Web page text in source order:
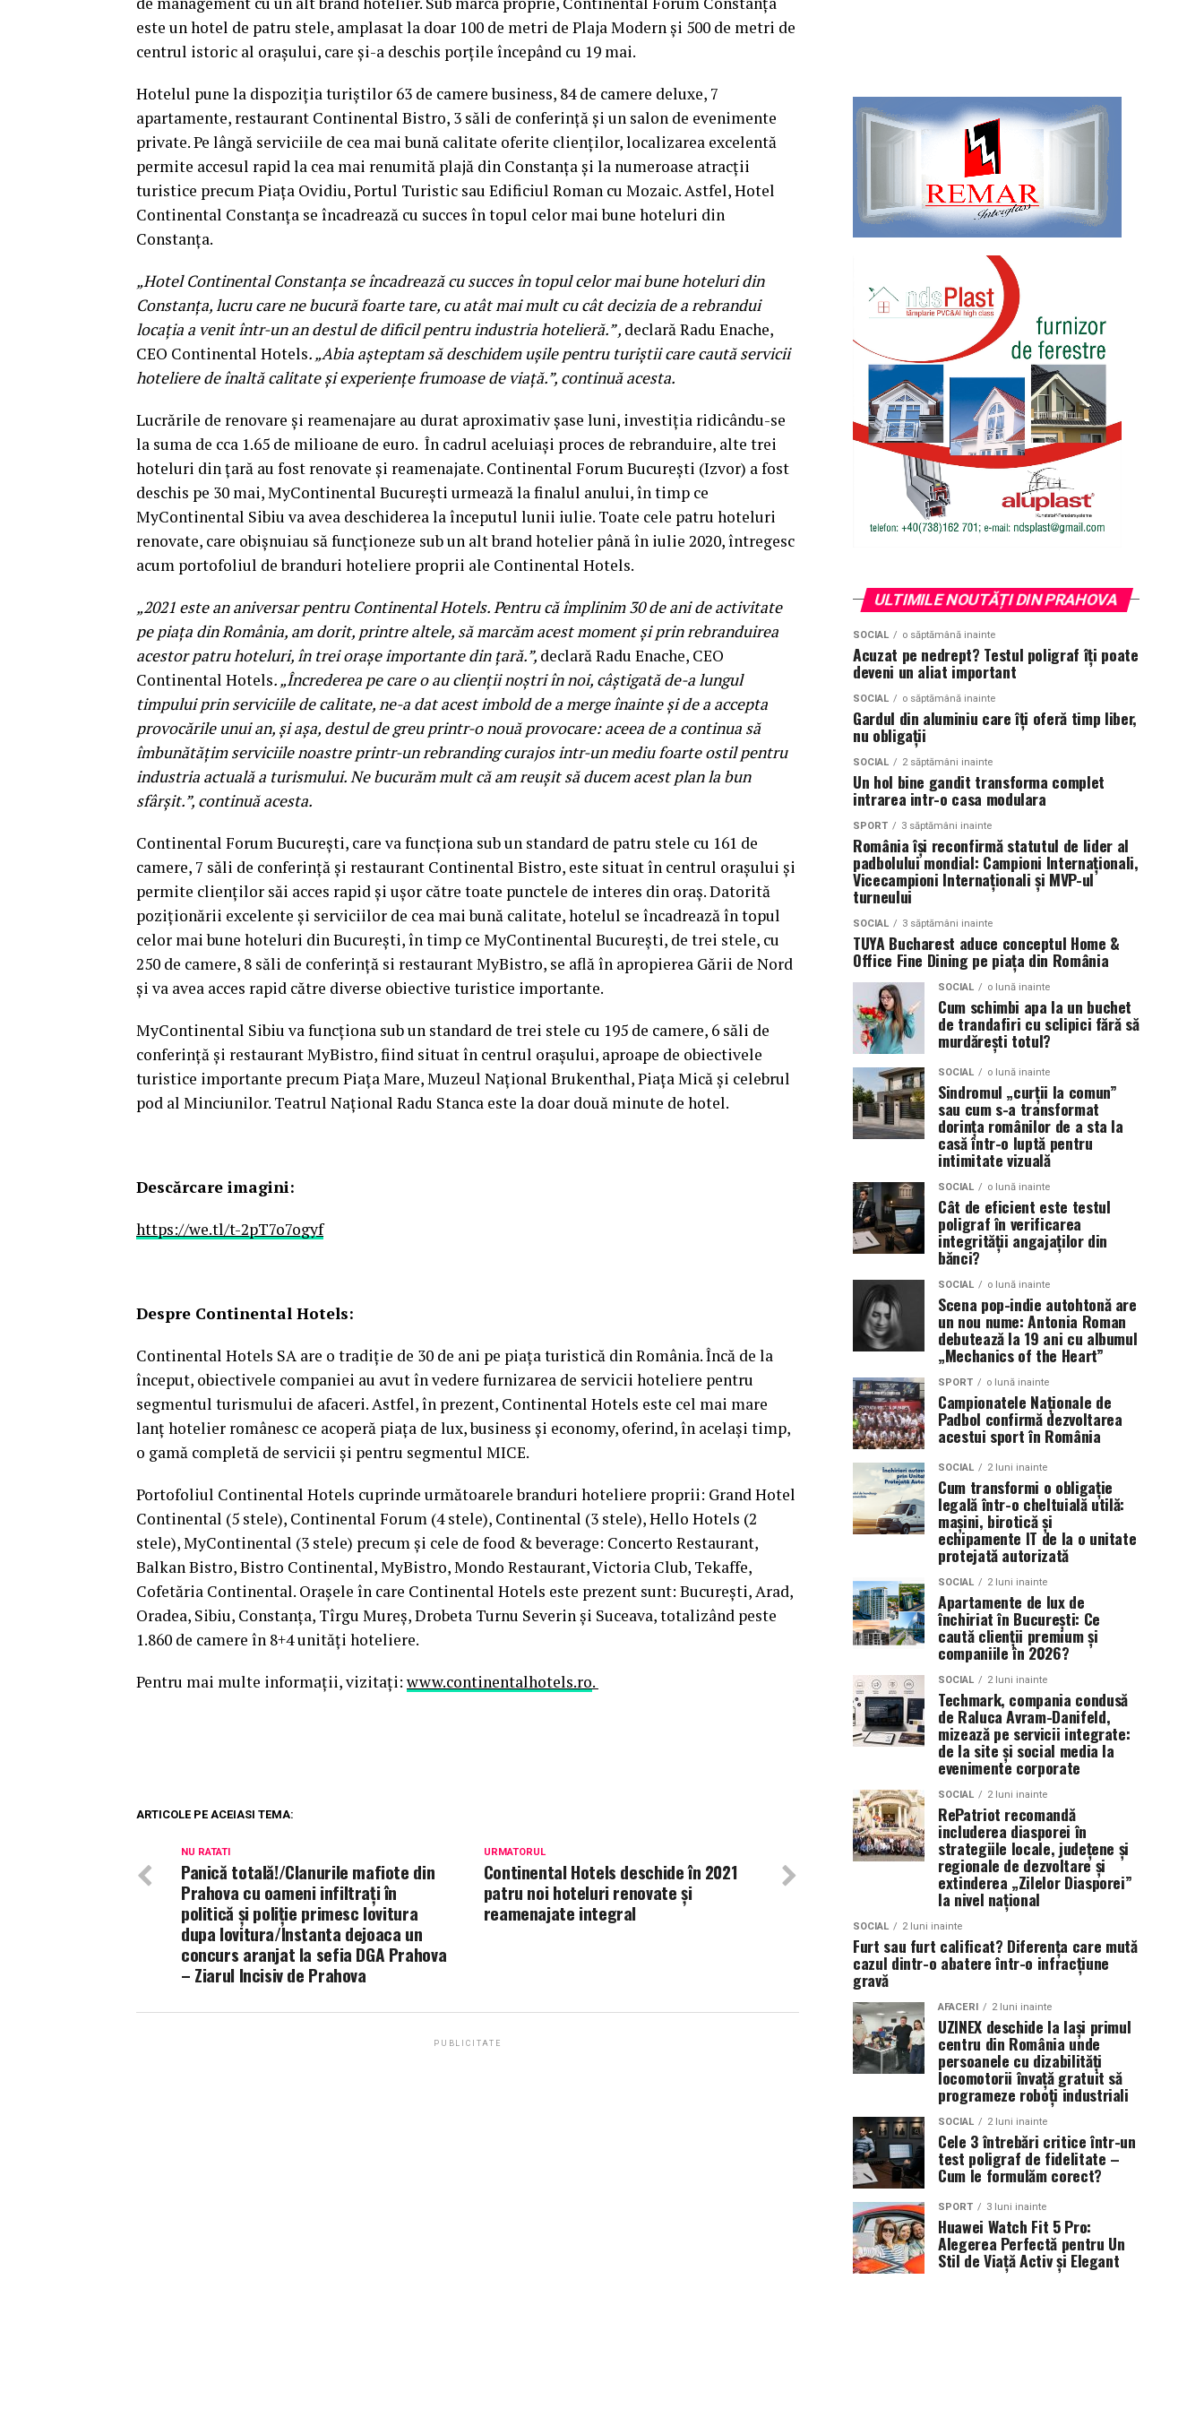
este un hotel de patru stele, amplasat la doar 100 de metri de Plaja Modern și 500 de metri de
centrul istoric al orașului, care și-a deschis porțile începând cu 19 mai.
Hotelul pune la dispoziția turiștilor 63 de camere business, 84 de camere deluxe, 7
apartamente, restaurant Continental Bistro, 3 săli de conferință și un salon de evenimente
private. Pe lângă serviciile de cea mai bună calitate oferite clienților, localizarea excelentă
permite accesul rapid la cea mai renumită plajă din Constanța și la numeroase atracții
turistice precum Piața Ovidiu, Portul Turistic sau Edificiul Roman cu Mozaic. Astfel, Hotel
Continental Constanța se încadrează cu succes în topul celor mai bune hoteluri din
Constanța.
„Hotel Continental Constanța se încadrează cu succes în topul celor mai bune hoteluri din
Constanța, lucru care ne bucură foarte tare, cu atât mai mult cu cât decizia de a rebrandui
locația a venit într-un an destul de dificil pentru industria hotelieră.” , declară Radu Enache,
CEO Continental Hotels. „Abia așteptam să deschidem ușile pentru turiștii care caută servicii
hoteliere de înaltă calitate și experiențe frumoase de viață.”, continuă acesta.
Lucrările de renovare și reamenajare au durat aproximativ șase luni, investiția ridicându-se
la suma de cca 1.65 de milioane de euro. În cadrul aceluiași proces de rebranduire, alte trei
hoteluri din țară au fost renovate și reamenajate. Continental Forum București (Izvor) a fost
deschis pe 30 mai, MyContinental București urmează la finalul anului, în timp ce
MyContinental Sibiu va avea deschiderea la începutul lunii iulie. Toate cele patru hoteluri
renovate, care obișnuiau să funcționeze sub un alt brand hotelier până în iulie 2020, întregesc
acum portofoliul de branduri hoteliere proprii ale Continental Hotels.
„2021 este an aniversar pentru Continental Hotels. Pentru că împlinim 30 de ani de activitate
pe piața din România, am dorit, printre altele, să marcăm acest moment și prin rebranduirea
acestor patru hoteluri, în trei orașe importante din țară.”, declară Radu Enache, CEO
Continental Hotels. „Încrederea pe care o au clienții noștri în noi, câștigată de-a lungul
timpului prin serviciile de calitate, ne-a dat acest imbold de a merge înainte și de a accepta
provocările unui an, și așa, destul de greu printr-o nouă provocare: aceea de a continua să
îmbunătățim serviciile noastre printr-un rebranding curajos intr-un mediu foarte ostil pentru
industria actuală a turismului. Ne bucurăm mult că am reușit să ducem acest plan la bun
sfârșit.”, continuă acesta.
Continental Forum București, care va funcționa sub un standard de patru stele cu 161 de
camere, 7 săli de conferință și restaurant Continental Bistro, este situat în centrul orașului și
permite clienților săi acces rapid și ușor către toate punctele de interes din oraș. Datorită
poziționării excelente și serviciilor de cea mai bună calitate, hotelul se încadrează în topul
celor mai bune hoteluri din București, în timp ce MyContinental București, de trei stele, cu
250 de camere, 8 săli de conferință si restaurant MyBistro, se află în apropierea Gării de Nord
și va avea acces rapid către diverse obiective turistice importante.
MyContinental Sibiu va funcționa sub un standard de trei stele cu 195 de camere, 6 săli de
conferință și restaurant MyBistro, fiind situat în centrul orașului, aproape de obiectivele
turistice importante precum Piața Mare, Muzeul Național Brukenthal, Piața Mică și celebrul
pod al Minciunilor. Teatrul Național Radu Stanca este la doar două minute de hotel.
Descărcare imagini:
https://we.tl/t-2pT7o7ogyf
Despre Continental Hotels:
Continental Hotels SA are o tradiție de 30 de ani pe piața turistică din România. Încă de la
început, obiectivele companiei au avut în vedere furnizarea de servicii hoteliere pentru
segmentul turismului de afaceri. Astfel, în prezent, Continental Hotels este cel mai mare
lanț hotelier românesc ce acoperă piața de lux, business și economy, oferind, în același timp,
o gamă completă de servicii și pentru segmentul MICE.
Portofoliul Continental Hotels cuprinde următoarele branduri hoteliere proprii: Grand Hotel
Continental (5 stele), Continental Forum (4 stele), Continental (3 stele), Hello Hotels (2
stele), MyContinental (3 stele) precum și cele de food & beverage: Concerto Restaurant,
Balkan Bistro, Bistro Continental, MyBistro, Mondo Restaurant, Victoria Club, Tekaffe,
Cofetăria Continental. Orașele în care Continental Hotels este prezent sunt: București, Arad,
Oradea, Sibiu, Constanța, Tîrgu Mureș, Drobeta Turnu Severin și Suceava, totalizând peste
1.860 de camere în 8+4 unități hoteliere.
Pentru mai multe informații, vizitați: www.continentalhotels.ro.
ARTICOLE PE ACEIASI TEMA:
URMATORUL
Continental Hotels deschide în 2021
patru noi hoteluri renovate și
reamenajate integral
NU RATATI
Panică totală!/Clanurile mafiote din
Prahova cu oameni infiltrați în
politică și poliție primesc lovitura
dupa lovitura/Instanta dejoaca un
concurs aranjat la sefia DGA Prahova
– Ziarul Incisiv de Prahova
PUBLICITATE
ULTIMILE NOUTĂȚI DIN PRAHOVA
SOCIAL o săptămână inainte
Acuzat pe nedrept? Testul poligraf îţi poate
deveni un aliat important
SOCIAL o săptămână inainte
Gardul din aluminiu care îți oferă timp liber,
nu obligații
SOCIAL 2 săptămâni inainte
Un hol bine gandit transforma complet
intrarea intr-o casa modulara
SPORT 3 săptămâni inainte
România își reconfirmă statutul de lider al
padbolului mondial: Campioni Internaționali,
Vicecampioni Internaționali și MVP-ul
turneului
SOCIAL 3 săptămâni inainte
TUYA Bucharest aduce conceptul Home &
Office Fine Dining pe piața din România
SOCIAL o lună inainte
Cum schimbi apa la un buchet
de trandafiri cu sclipici fără să
murdărești totul?
SOCIAL o lună inainte
Sindromul „curții la comun”
sau cum s-a transformat
dorința românilor de a sta la
casă într-o luptă pentru
intimitate vizuală
SOCIAL o lună inainte
Cât de eficient este testul
poligraf în verificarea
integrității angajaților din
bănci?
SOCIAL o lună inainte
Scena pop-indie autohtonă are
un nou nume: Antonia Roman
debutează la 19 ani cu albumul
„Mechanics of the Heart”
SPORT o lună inainte
Campionatele Naționale de
Padbol confirmă dezvoltarea
acestui sport în România
SOCIAL 2 luni inainte
Cum transformi o obligație
legală într-o cheltuială utilă:
mașini, birotică și
echipamente IT de la o unitate
protejată autorizată
SOCIAL 2 luni inainte
Apartamente de lux de
închiriat în București: Ce
caută clienții premium și
companiile în 2026?
SOCIAL 2 luni inainte
Techmark, compania condusă
de Raluca Avram-Danifeld,
mizează pe servicii integrate:
de la site și social media la
evenimente corporate
SOCIAL 2 luni inainte
RePatriot recomandă
includerea diasporei în
strategiile locale, județene și
regionale de dezvoltare și
extinderea „Zilelor Diasporei”
la nivel național
SOCIAL 2 luni inainte
Furt sau furt calificat? Diferența care mută
cazul dintr-o abatere într-o infracțiune
gravă
AFACERI 2 luni inainte
UZINEX deschide la Iași primul
centru din România unde
persoanele cu dizabilități
locomotorii învață gratuit să
programeze roboți industriali
SOCIAL 2 luni inainte
Cele 3 întrebări critice într-un
test poligraf de fidelitate –
Cum le formulăm corect?
SPORT 3 luni inainte
Huawei Watch Fit 5 Pro:
Alegerea Perfectă pentru Un
Stil de Viață Activ și Elegant